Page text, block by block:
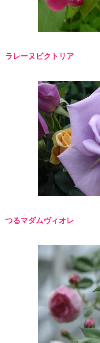
ラレーヌビクトリア
つるマダムヴィオレ